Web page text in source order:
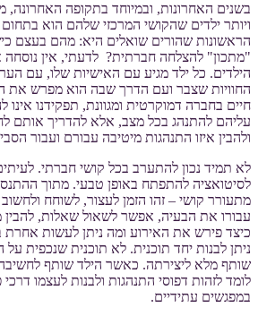
בשנים האחרונות, ובמיוחד בתקופה האחרונה,
ויותר ילדים שהקושי המרכזי שלהם הוא
הראשונות שהורים שואלים היא: מהם בעצם
"מתכון" להצלחה חברתית? לדעתי, אין
הילדים. כל ילד מגיע עם האישיות שלו, עם
החוויות שצבר ועם הדרך שבה הוא מפרש את
חיים בחברה דמוקרטית ומגוונת, תפקידנו אינו
עליהם להתנהג בכל מצב, אלא להדריך אותם
ולהבין איזו התנהגות מיטיבה עבורם ועבור
לא תמיד נכון להתערב בכל קושי חברתי.
לסיטואציה להתפתח באופן טבעי. מתוך
מתעורר קושי – זהו הזמן לעצור, לשוחח
עבורו את הבעיה, אפשר לשאול שאלות,
כיצד פירש את האירוע ומה ניתן לעשות
ניתן לבנות יחד תוכנית. לא תוכנית שנכפית
שותף מלא ליצירתה. כאשר הילד שותף
לומד לזהות דפוסי התנהגות ולבנות לעצמו
במפגשים עתידיים.